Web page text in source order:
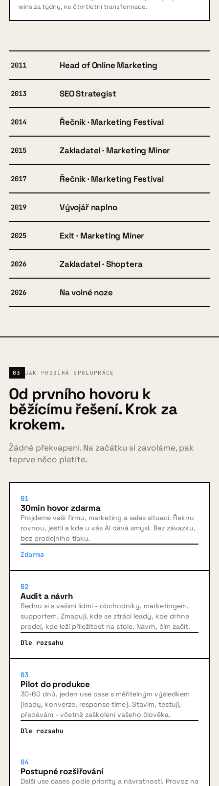
wins za týdny, ne čtvrtletní transformace.
2011 Head of Online Marketing
2013 SEO Strategist
2014 Řečník · Marketing Festival
2015 Zakladatel · Marketing Miner
2017 Řečník · Marketing Festival
2019 Vývojář naplno
2025 Exit · Marketing Miner
2026 Zakladatel · Shoptera
2026 Na volné noze
03 JAK PROBÍHÁ SPOLUPRÁCE
Od prvního hovoru k
běžícímu řešení. Krok za
krokem.
Žádné překvapení. Na začátku si zavoláme, pak
teprve něco platíte.
01
30min hovor zdarma
Projdeme vaši firmu, marketing a sales situaci. Řeknu
rovnou, jestli a kde u vás AI dává smysl. Bez závazku,
bez prodejního tlaku.
Zdarma
02
Audit a návrh
Sednu si s vašimi lidmi - obchodníky, marketingem,
supportem. Zmapuji, kde se ztrácí leady, kde drhne
prodej, kde leží příležitost na stole. Návrh, čím začít.
Dle rozsahu
03
Pilot do produkce
30-60 dnů, jeden use case s měřitelným výsledkem
(leady, konverze, response time). Stavím, testuji,
předávám - včetně zaškolení vašeho člověka.
Dle rozsahu
04
Postupné rozšiřování
Další use cases podle priority a návratnosti. Provoz na